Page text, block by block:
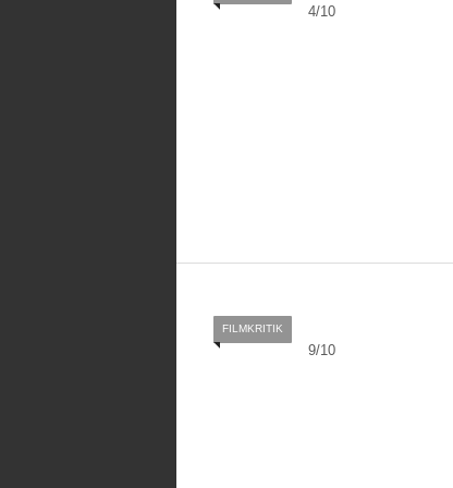
4/10
9/10
FILMKRITIK